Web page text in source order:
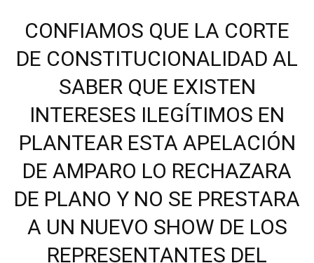
CONFIAMOS QUE LA CORTE
DE CONSTITUCIONALIDAD AL
SABER QUE EXISTEN
INTERESES ILEGÍTIMOS EN
PLANTEAR ESTA APELACIÓN
DE AMPARO LO RECHAZARA
DE PLANO Y NO SE PRESTARA
A UN NUEVO SHOW DE LOS
REPRESENTANTES DEL